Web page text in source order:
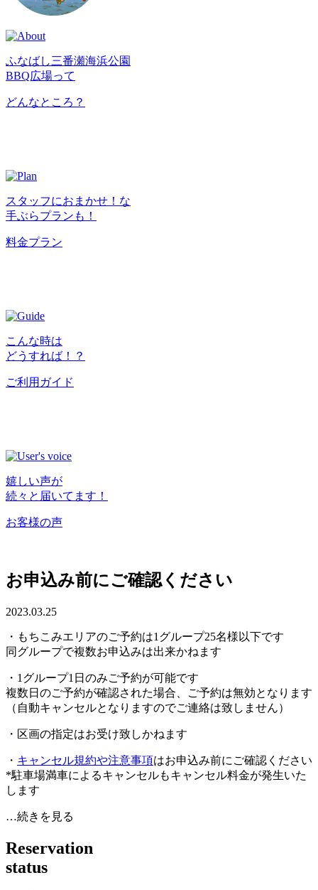
ふなばし三番瀬海浜公園
BBQ広場って
どんなところ？
スタッフにおまかせ！な
手ぶらプランも！
料金プラン
こんな時は
どうすれば！？
ご利用ガイド
嬉しい声が
続々と届いてます！
お客様の声
お申込み前にご確認ください
2023.03.25
・もちこみエリアのご予約は1グループ25名様以下です
同グループで複数お申込みは出来かねます
・1グループ1日のみご予約が可能です
複数日のご予約が確認された場合、ご予約は無効となります
（自動キャンセルとなりますのでご連絡は致しません）
・区画の指定はお受け致しかねます
・ キャンセル規約や注意事項はお申込み前にご確認ください
*駐車場満車によるキャンセルもキャンセル料金が発生いた
します
…続きを見る
Reservation
status